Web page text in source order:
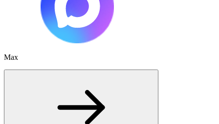
Max